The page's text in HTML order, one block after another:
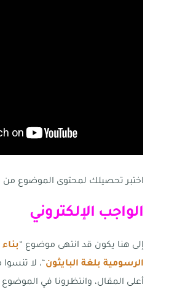
اختبر تحصيلك لمحتوى الموضوع من
الواجب الإلكتروني
إلى هنا يكون قد انتهى موضوع “
الرسومية بلغة البايثون“، لا
أعلى المقال، وانتظرونا في الموضوع